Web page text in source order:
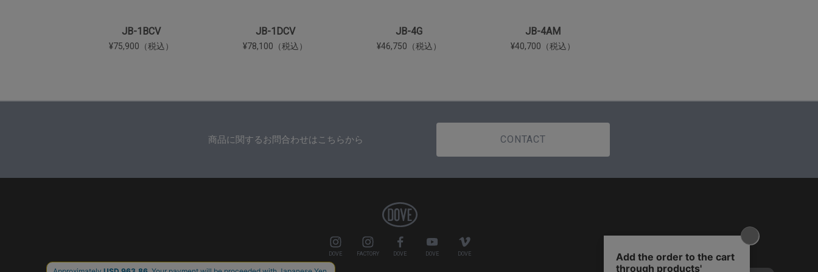
JB-1BCV
¥75,900（税込）
JB-1DCV
¥78,100（税込）
JB-4G
¥46,750（税込）
JB-4AM
¥40,700（税込）
商品に関するお問合わせはこちらから CONTACT
DOVE FACTORY DOVE DOVE DOVE